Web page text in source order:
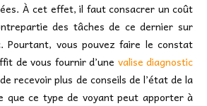
À cet effet, il faut consacrer un coût
des tâches de ce dernier sur
Pourtant, vous pouvez faire le constat
de vous fournir d’une valise diagnostic
recevoir plus de conseils de l’état de la
que ce type de voyant peut apporter à